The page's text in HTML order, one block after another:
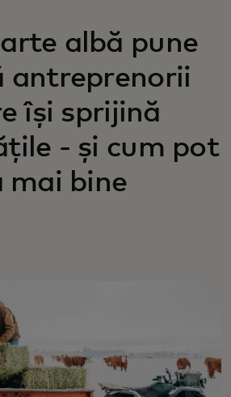
albă pune
antreprenorii
își sprijină
- și cum pot
mai bine